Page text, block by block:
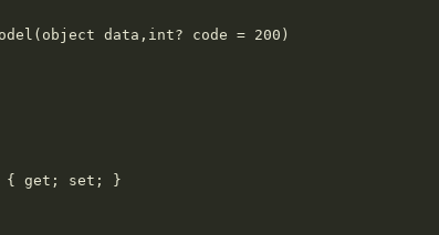
data,int? code = 200)
{ get; set; }